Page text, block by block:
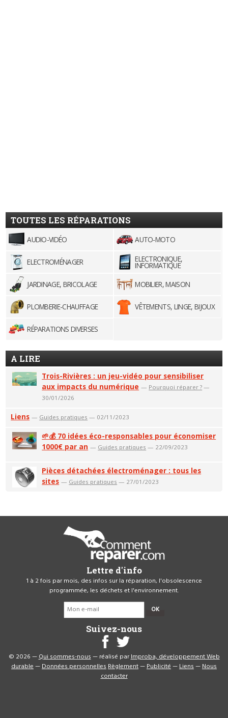
TOUTES LES RÉPARATIONS
AUDIO-VIDÉO AUTO-MOTO
ELECTROMÉNAGER ELECTRONIQUE,
INFORMATIQUE
JARDINAGE, BRICOLAGE
MOBILIER, MAISON
PLOMBERIE-CHAUFFAGE VÊTEMENTS, LINGE, BIJOUX
RÉPARATIONS DIVERSES
A LIRE
Trois-Rivières : un jeu-vidéo pour sensibiliser
aux impacts du numérique — Pourquoi réparer ? —
30/01/2026
Liens — Guides pratiques — 02/11/2023
🌱💰 70 idées éco-responsables pour économiser
1000€ par an — Guides pratiques — 22/09/2023
Pièces détachées électroménager : tous les
sites — Guides pratiques — 27/01/2023
Lettre d'info
1 à 2 fois par mois, des infos sur la réparation, l'obsolescence
programmée, les déchets et l'environnement.
OK
Suivez-nous
© 2026 —Qui sommes-nous— réalisé parImproba, développement Web
durable—Données personnellesRèglement—Publicité—Liens—Nous
contacter